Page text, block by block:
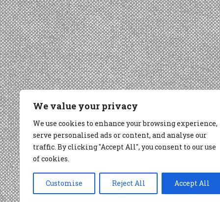
We value your privacy
We use cookies to enhance your browsing experience,
serve personalised ads or content, and analyse our
traffic. By clicking "Accept All", you consent to our use
of cookies.
Customise Reject All Accept All